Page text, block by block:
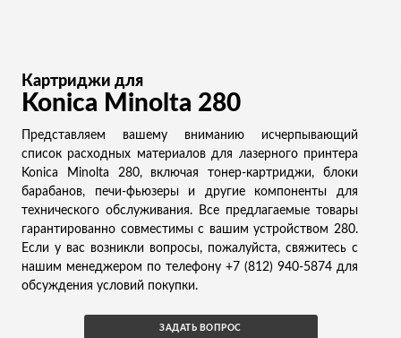
Картриджи для
Konica Minolta 280
Представляем вашему вниманию исчерпывающий
список расходных материалов для лазерного принтера
Konica Minolta 280, включая тонер-картриджи, блоки
барабанов, печи-фьюзеры и другие компоненты для
технического обслуживания. Все предлагаемые товары
гарантированно совместимы с вашим устройством 280.
Если у вас возникли вопросы, пожалуйста, свяжитесь с
нашим менеджером по телефону +7 (812) 940-5874 для
обсуждения условий покупки.
ЗАДАТЬ ВОПРОС